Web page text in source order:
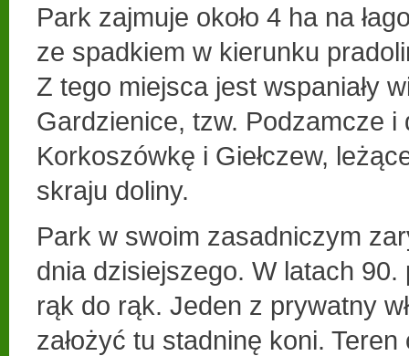
Park zajmuje około 4 ha na
ze spadkiem w kierunku
Z tego miejsca jest wspaniały
Gardzienice, tzw. Podzamcze i
Korkoszówkę i Giełczew,
skraju doliny.
Park w swoim zasadniczym
dnia dzisiejszego. W latach 90.
rąk do rąk. Jeden z prywatny
założyć tu stadninę koni. Teren